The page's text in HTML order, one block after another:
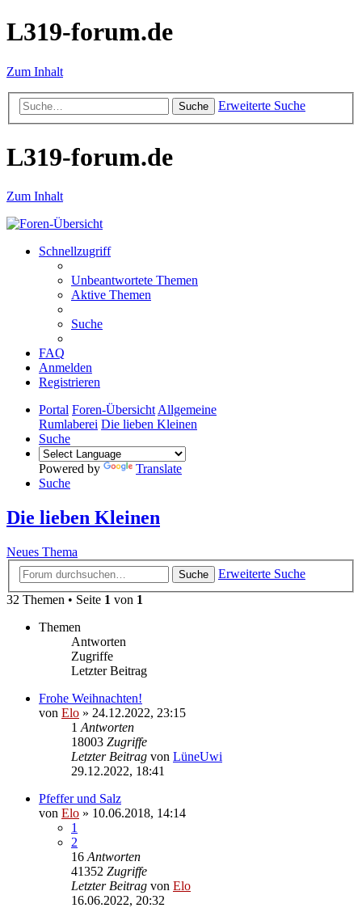
L319-forum.de
Zum Inhalt
Suche Erweiterte Suche
L319-forum.de
Zum Inhalt
Schnellzugriff
Unbeantwortete Themen
Aktive Themen
Suche
FAQ
Anmelden
Registrieren
Portal Foren-Übersicht Allgemeine
Rumlaberei Die lieben Kleinen
Suche
Powered by
Translate
Suche
Die lieben Kleinen
Neues Thema
Suche
Erweiterte Suche
32 Themen • Seite 1 von 1
Themen
Antworten
Zugriffe
Letzter Beitrag
Frohe Weihnachten!
von Elo » 24.12.2022, 23:15
1 Antworten
18003 Zugriffe
Letzter Beitrag von LüneUwi
29.12.2022, 18:41
Pfeffer und Salz
von Elo » 10.06.2018, 14:14
1
2
16 Antworten
41352 Zugriffe
Letzter Beitrag von Elo
16.06.2022, 20:32